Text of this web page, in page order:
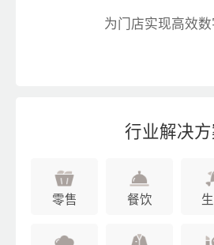
为门店实现高效
行业解决
零售 餐饮